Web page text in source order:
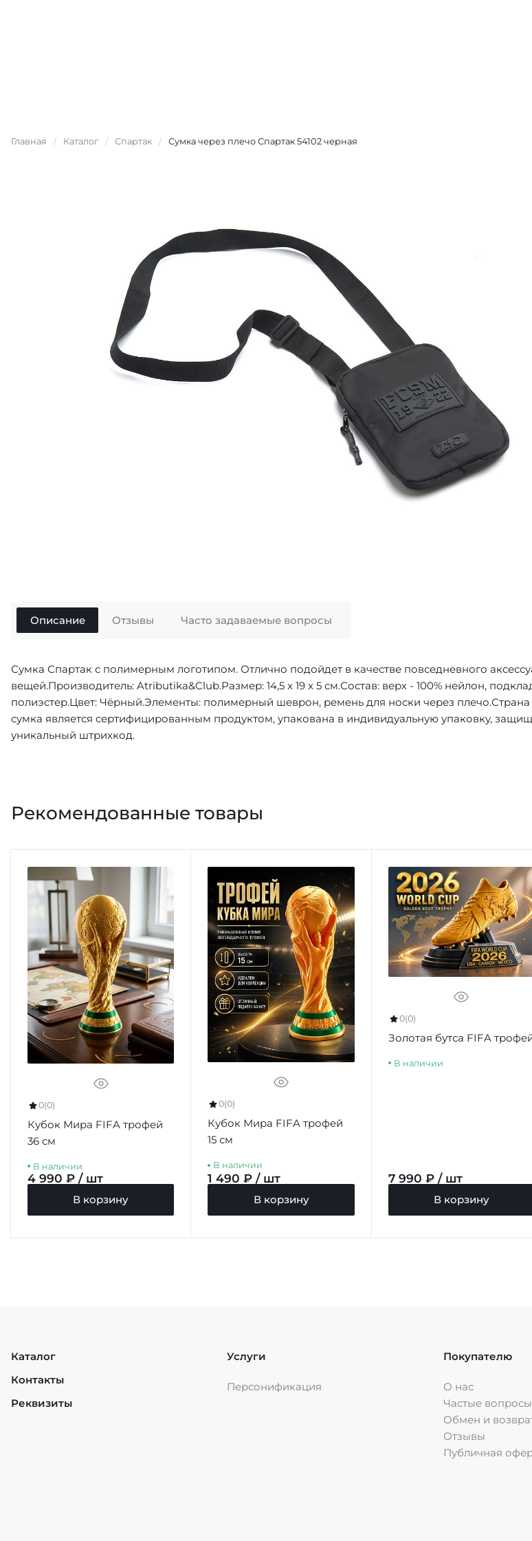
Главная / Каталог / Спартак / Сумка через плечо Спартак 54102 черная
Описание
Сумка Спартак с полимерным логотипом. Отлично подойдет в качестве повседневного
вещей.Производитель: Atributika&Club.Размер: 14,5 x 19 x 5 см.Состав: верх - 100% нейлон,
полиэстер.Цвет: Чёрный.Элементы: полимерный шеврон, ремень для носки через
сумка является сертифицированным продуктом, упакована в индивидуальную упаковку,
уникальный штрихкод.
Отзывы Часто задаваемые вопросы
Рекомендованные товары
0(0)
Кубок Мира FIFA трофей
36 см
В наличии
4 990 ₽ / шт
В корзину
0(0)
Кубок Мира FIFA трофей
15 см
В наличии
1 490 ₽ / шт
В корзину
0(0)
Золотая бутса FIFA
В наличии
7 990 ₽ / шт
В корзину
Каталог
Контакты
Реквизиты
Услуги
Персонификация
Покупателю
О нас
Частые вопросы
Обмен и
Отзывы
Публичная